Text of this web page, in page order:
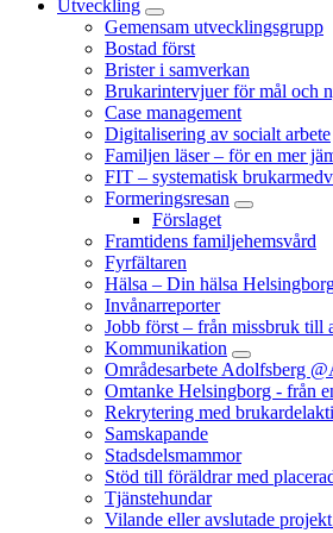
Utveckling
Gemensam utvecklingsgrupp
Bostad först
Brister i samverkan
Brukarintervjuer för mål och
Case management
Digitalisering av socialt arbete
Familjen läser – för en mer
FIT – systematisk
Formeringsresan
Förslaget
Framtidens familjehemsvård
Fyrfältaren
Hälsa – Din hälsa
Invånarreporter
Jobb först – från missbruk till
Kommunikation
Områdesarbete Adolfsberg
Omtanke Helsingborg - från
Rekrytering med
Samskapande
Stadsdelsmammor
Stöd till föräldrar med
Tjänstehundar
Vilande eller avslutade